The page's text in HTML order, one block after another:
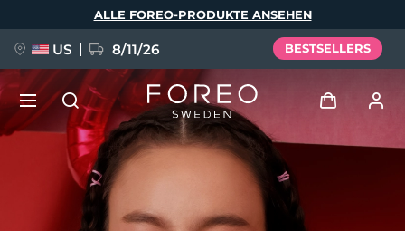
ALLE FOREO-PRODUKTE ANSEHEN
US 8/11/26 BESTSELLERS
Benutzerkonto
BREAKING NEWS
Sprache